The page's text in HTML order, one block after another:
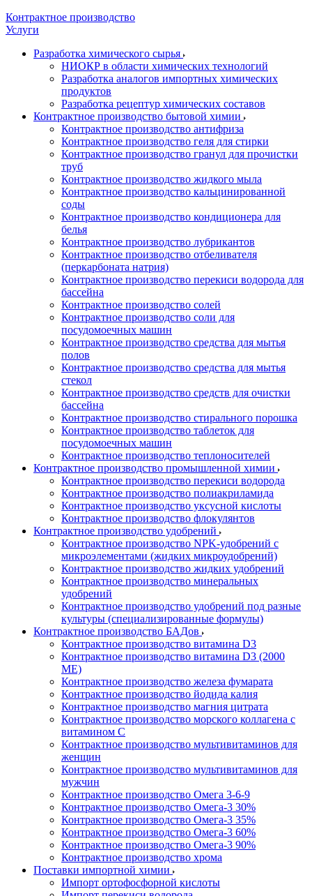
Контрактное производство
Услуги
Разработка химического сырья
НИОКР в области химических технологий
Разработка аналогов импортных химических
продуктов
Разработка рецептур химических составов
Контрактное производство бытовой химии
Контрактное производство антифриза
Контрактное производство геля для стирки
Контрактное производство гранул для прочистки
труб
Контрактное производство жидкого мыла
Контрактное производство кальцинированной
соды
Контрактное производство кондиционера для
белья
Контрактное производство лубрикантов
Контрактное производство отбеливателя
(перкарбоната натрия)
Контрактное производство перекиси водорода для
бассейна
Контрактное производство солей
Контрактное производство соли для
посудомоечных машин
Контрактное производство средства для мытья
полов
Контрактное производство средства для мытья
стекол
Контрактное производство средств для очистки
бассейна
Контрактное производство стирального порошка
Контрактное производство таблеток для
посудомоечных машин
Контрактное производство теплоносителей
Контрактное производство промышленной химии
Контрактное производство перекиси водорода
Контрактное производство полиакриламида
Контрактное производство уксусной кислоты
Контрактное производство флокулянтов
Контрактное производство удобрений
Контрактное производство NPK-удобрений с
микроэлементами (жидких микроудобрений)
Контрактное производство жидких удобрений
Контрактное производство минеральных
удобрений
Контрактное производство удобрений под разные
культуры (специализированные формулы)
Контрактное производство БАДов
Контрактное производство витамина D3
Контрактное производство витамина D3 (2000
МЕ)
Контрактное производство железа фумарата
Контрактное производство йодида калия
Контрактное производство магния цитрата
Контрактное производство морского коллагена с
витамином С
Контрактное производство мультивитаминов для
женщин
Контрактное производство мультивитаминов для
мужчин
Контрактное производство Омега 3-6-9
Контрактное производство Омега-3 30%
Контрактное производство Омега-3 35%
Контрактное производство Омега-3 60%
Контрактное производство Омега-3 90%
Контрактное производство хрома
Поставки импортной химии
Импорт ортофосфорной кислоты